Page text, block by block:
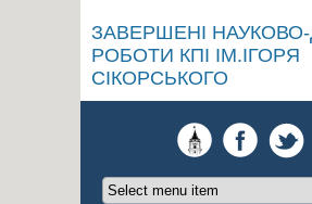
ЗАВЕРШЕНІ НАУКОВО-
РОБОТИ КПІ ІМ.ІГОРЯ
СІКОРСЬКОГО